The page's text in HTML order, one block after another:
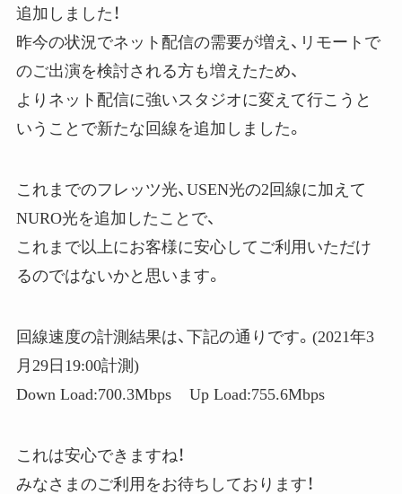
追加しました！
昨今の状況でネット配信の需要が増え、リモートで
のご出演を検討される方も増えたため、
よりネット配信に強いスタジオに変えて行こうと
いうことで新たな回線を追加しました。
これまでのフレッツ光、USEN光の2回線に加えて
NURO光を追加したことで、
これまで以上にお客様に安心してご利用いただけ
るのではないかと思います。
回線速度の計測結果は、下記の通りです。(2021年3
月29日19:00計測)
Down Load:700.3Mbps Up Load:755.6Mbps
これは安心できますね！
みなさまのご利用をお待ちしております！